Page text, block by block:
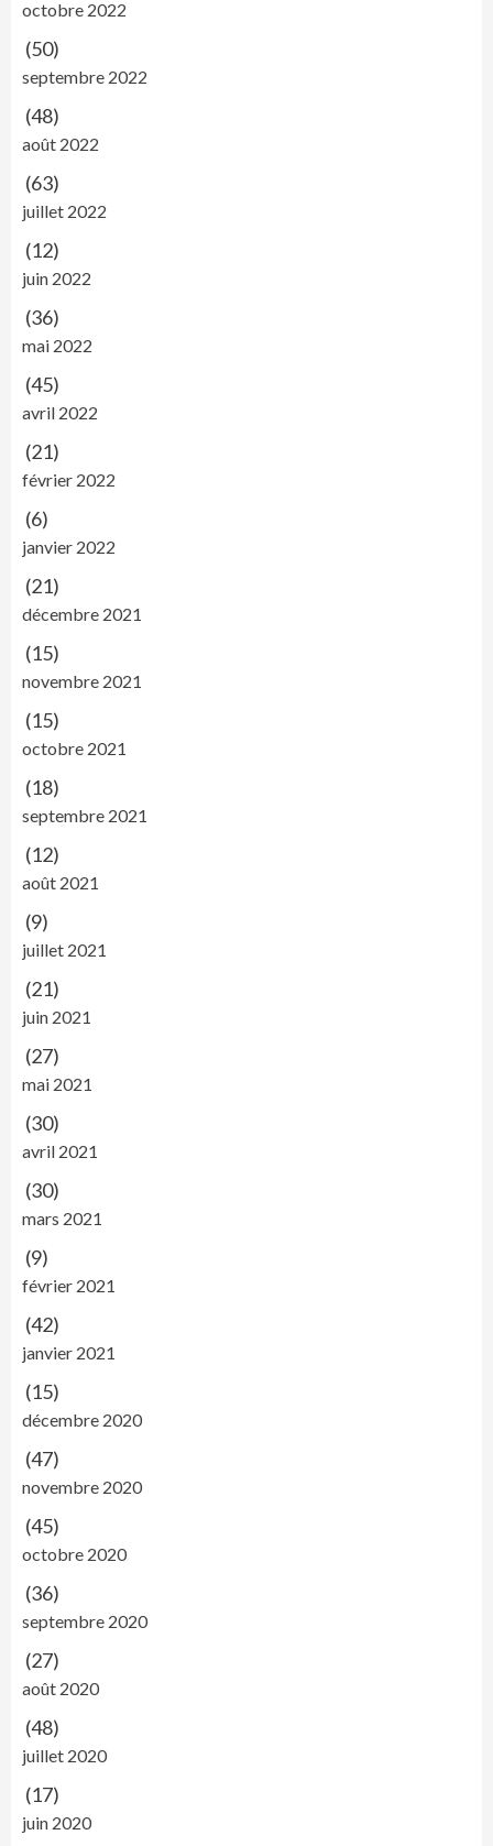
octobre 2022
(50)
septembre 2022
(48)
août 2022
(63)
juillet 2022
(12)
juin 2022
(36)
mai 2022
(45)
avril 2022
(21)
février 2022
(6)
janvier 2022
(21)
décembre 2021
(15)
novembre 2021
(15)
octobre 2021
(18)
septembre 2021
(12)
août 2021
(9)
juillet 2021
(21)
juin 2021
(27)
mai 2021
(30)
avril 2021
(30)
mars 2021
(9)
février 2021
(42)
janvier 2021
(15)
décembre 2020
(47)
novembre 2020
(45)
octobre 2020
(36)
septembre 2020
(27)
août 2020
(48)
juillet 2020
(17)
juin 2020